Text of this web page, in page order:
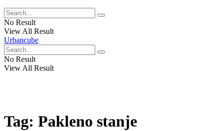
No Result
View All Result
Urbancube
No Result
View All Result
Tag: Pakleno stanje